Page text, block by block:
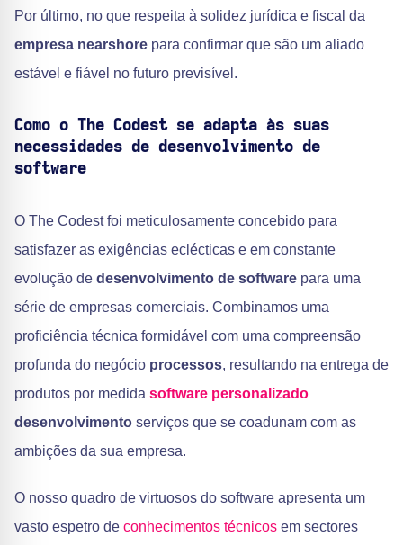
Por último, no que respeita à solidez jurídica e fiscal da
empresa nearshore para confirmar que são um aliado
estável e fiável no futuro previsível.
Como o The Codest se adapta às suas
necessidades de desenvolvimento de
software
O The Codest foi meticulosamente concebido para
satisfazer as exigências eclécticas e em constante
evolução de desenvolvimento de software para uma
série de empresas comerciais. Combinamos uma
proficiência técnica formidável com uma compreensão
profunda do negócio processos, resultando na entrega de
produtos por medida software personalizado
desenvolvimento serviços que se coadunam com as
ambições da sua empresa.
O nosso quadro de virtuosos do software apresenta um
vasto espetro de conhecimentos técnicos em sectores